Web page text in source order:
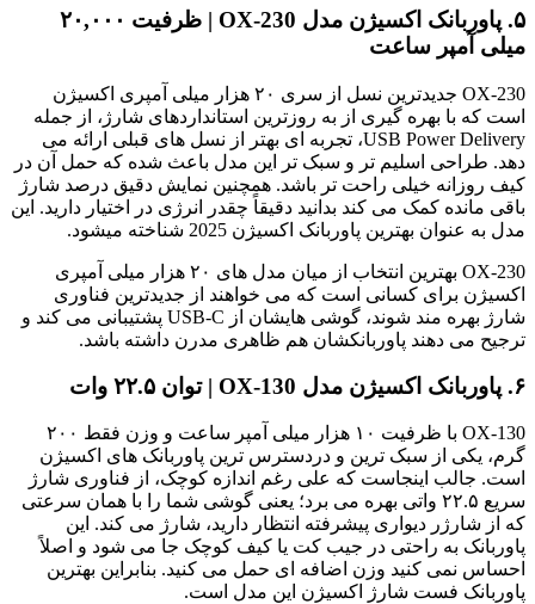
۵. پاوربانک اکسیژن مدل OX-230 | ظرفیت ۲۰,۰۰۰
میلی آمپر ساعت
OX-230 جدیدترین نسل از سری ۲۰ هزار میلی آمپری اکسیژن
است که با بهره گیری از به روزترین استانداردهای شارژ، از جمله
USB Power Delivery، تجربه ای بهتر از نسل های قبلی ارائه می
دهد. طراحی اسلیم تر و سبک تر این مدل باعث شده که حمل آن در
کیف روزانه خیلی راحت تر باشد. همچنین نمایش دقیق درصد شارژ
باقی مانده کمک می کند بدانید دقیقاً چقدر انرژی در اختیار دارید. این
مدل به عنوان بهترین پاوربانک اکسیژن 2025 شناخته میشود.
OX-230 بهترین انتخاب از میان مدل های ۲۰ هزار میلی آمپری
اکسیژن برای کسانی است که می خواهند از جدیدترین فناوری
شارژ بهره مند شوند، گوشی هایشان از USB-C پشتیبانی می کند و
ترجیح می دهند پاوربانکشان هم ظاهری مدرن داشته باشد.
۶. پاوربانک اکسیژن مدل OX-130 | توان ۲۲.۵ وات
OX-130 با ظرفیت ۱۰ هزار میلی آمپر ساعت و وزن فقط ۲۰۰
گرم، یکی از سبک ترین و دردسترس ترین پاوربانک های اکسیژن
است. جالب اینجاست که علی رغم اندازه کوچک، از فناوری شارژ
سریع ۲۲.۵ واتی بهره می برد؛ یعنی گوشی شما را با همان سرعتی
که از شارژر دیواری پیشرفته انتظار دارید، شارژ می کند. این
پاوربانک به راحتی در جیب کت یا کیف کوچک جا می شود و اصلاً
احساس نمی کنید وزن اضافه ای حمل می کنید. بنابراین بهترین
پاوربانک فست شارژ اکسیژن این مدل است.